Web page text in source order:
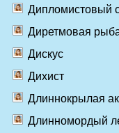
Дипломистовый
Диретмовая
Дискус
Дихист
Длиннокрылая
Длинномордый